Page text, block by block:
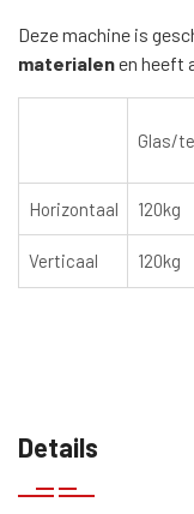
Deze machine is
materialenen heeft
Glas/
Horizontaal 120kg
Verticaal 120kg
Details